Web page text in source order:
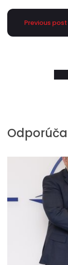
Previous post